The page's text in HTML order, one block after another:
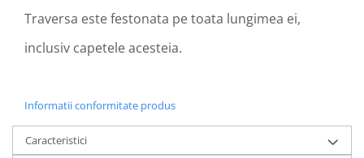
Traversa este festonata pe toata lungimea ei,
inclusiv capetele acesteia.
Informatii conformitate produs
Caracteristici